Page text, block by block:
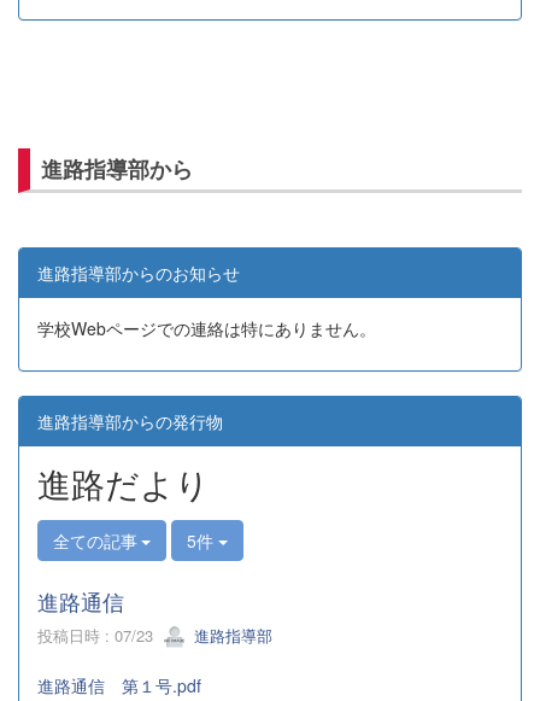
進路指導部から
進路指導部からのお知らせ
学校Webページでの連絡は特にありません。
進路指導部からの発行物
進路だより
全ての記事 5件
進路通信
投稿日時 : 07/23 進路指導部
進路通信 第１号.pdf